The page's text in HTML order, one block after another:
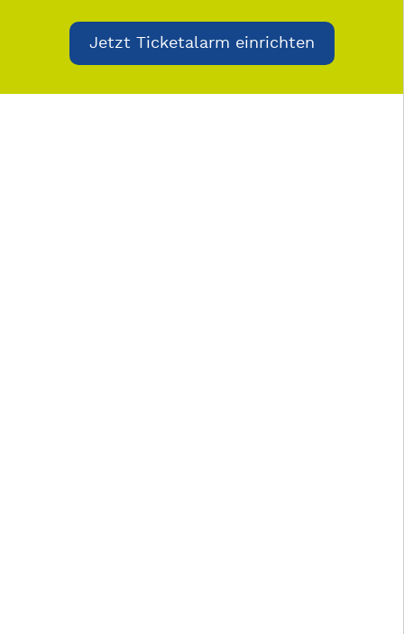
Jetzt Ticketalarm einrichten